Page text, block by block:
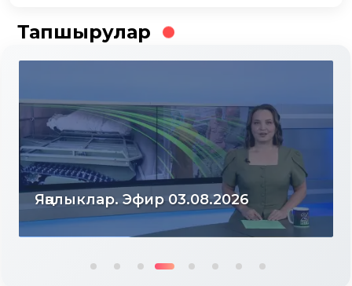
Тапшырулар
Яңалыклар. Эфир 03.08.2026